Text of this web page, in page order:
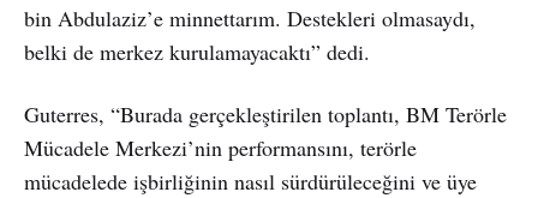
bin Abdulaziz’e minnettarım. Destekleri olmasaydı,
belki de merkez kurulamayacaktı” dedi.
Guterres, “Burada gerçekleştirilen toplantı, BM Terörle
Mücadele Merkezi’nin performansını, terörle
mücadelede işbirliğinin nasıl sürdürüleceğini ve üye